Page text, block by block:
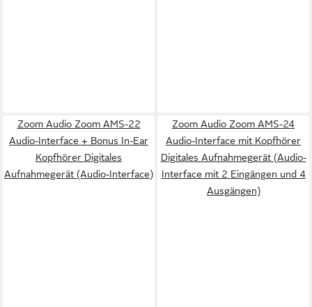
Zoom Audio Zoom AMS-22
Audio-Interface + Bonus In-Ear
Kopfhörer Digitales
Aufnahmegerät (Audio-Interface)
Zoom Audio Zoom AMS-24
Audio-Interface mit Kopfhörer
Digitales Aufnahmegerät (Audio-
Interface mit 2 Eingängen und 4
Ausgängen)